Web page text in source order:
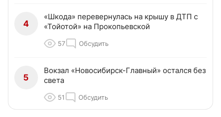
4
«Шкода» перевернулась на крышу в ДТП с
«Тойотой» на Прокопьевской
57 Обсудить
5
Вокзал «Новосибирск-Главный» остался без
света
51 Обсудить